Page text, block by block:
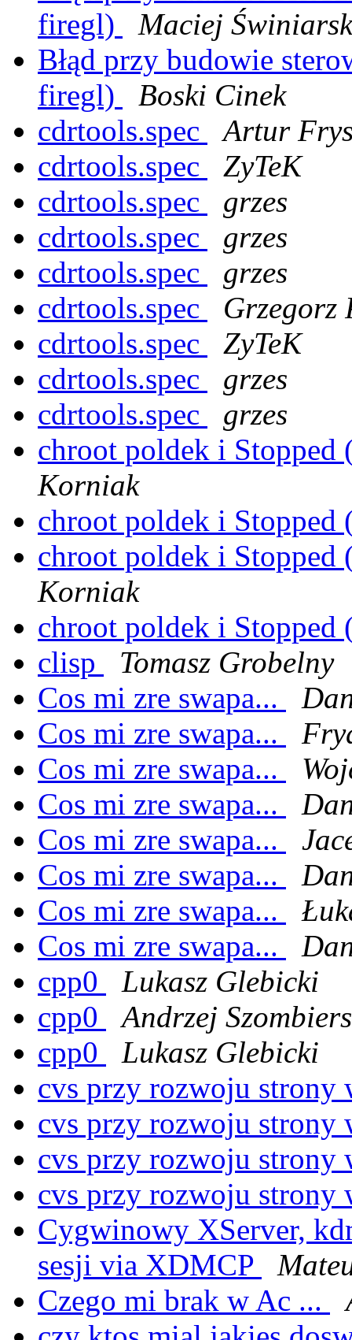
firegl)
Maciej
Błąd przy budowie
firegl)
Boski Cinek
cdrtools.spec
Artur
cdrtools.spec
ZyTeK
cdrtools.spec
grzes
cdrtools.spec
grzes
cdrtools.spec
grzes
cdrtools.spec
Grzegorz
cdrtools.spec
ZyTeK
cdrtools.spec
grzes
cdrtools.spec
grzes
chroot poldek i
Korniak
chroot poldek i
chroot poldek i
Korniak
chroot poldek i
clisp
Tomasz Grobelny
Cos mi zre swapa...
Cos mi zre swapa...
Cos mi zre swapa...
Cos mi zre swapa...
Cos mi zre swapa...
Cos mi zre swapa...
Cos mi zre swapa...
Cos mi zre swapa...
cpp0
Lukasz Glebicki
cpp0
Andrzej
cpp0
Lukasz Glebicki
cvs przy rozwoju
cvs przy rozwoju
cvs przy rozwoju
cvs przy rozwoju
Cygwinowy XServer,
sesji via XDMCP
Czego mi brak w Ac ...